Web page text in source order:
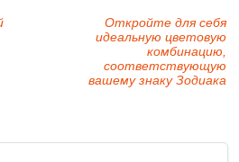
Откройте для себя
идеальную цветовую
комбинацию,
соответствующую
вашему знаку Зодиака